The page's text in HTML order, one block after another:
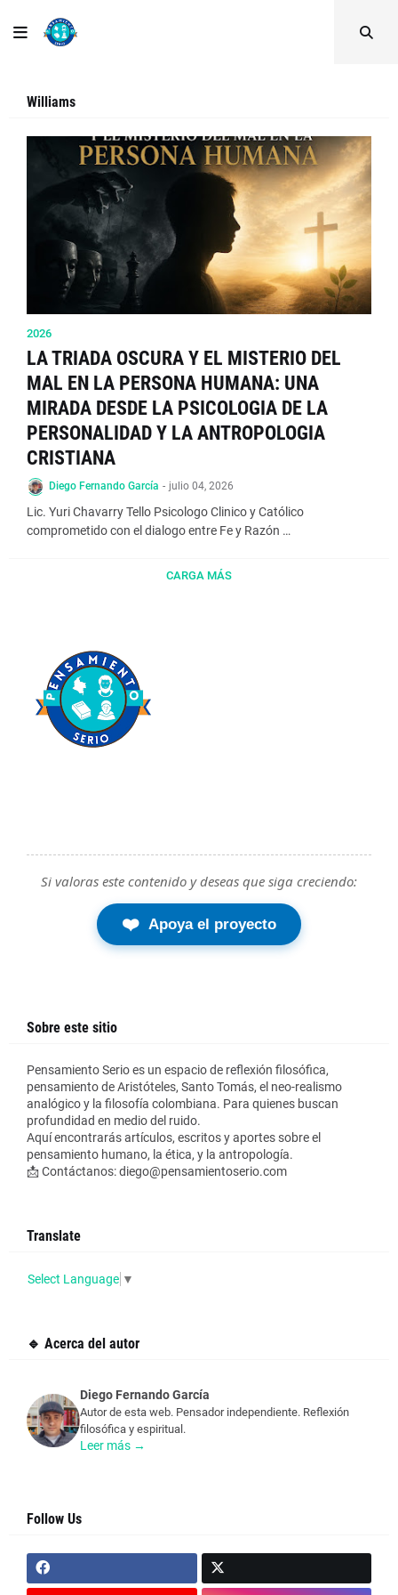
Williams
2026
LA TRIADA OSCURA Y EL MISTERIO DEL
MAL EN LA PERSONA HUMANA: UNA
MIRADA DESDE LA PSICOLOGIA DE LA
PERSONALIDAD Y LA ANTROPOLOGIA
CRISTIANA
Diego Fernando García - julio 04, 2026
Lic. Yuri Chavarry Tello Psicologo Clinico y Católico
comprometido con el dialogo entre Fe y Razón …
CARGA MÁS
Si valoras este contenido y deseas que siga creciendo:
❤️ Apoya el proyecto
Sobre este sitio
Pensamiento Serio es un espacio de reflexión filosófica,
pensamiento de Aristóteles, Santo Tomás, el neo-realismo
analógico y la filosofía colombiana. Para quienes buscan
profundidad en medio del ruido.
Aquí encontrarás artículos, escritos y aportes sobre el
pensamiento humano, la ética, y la antropología.
📩 Contáctanos: diego@pensamientoserio.com
Translate
Select Language ▼
🔹 Acerca del autor
Diego Fernando García
Autor de esta web. Pensador independiente. Reflexión
filosófica y espiritual.
Leer más →
Follow Us